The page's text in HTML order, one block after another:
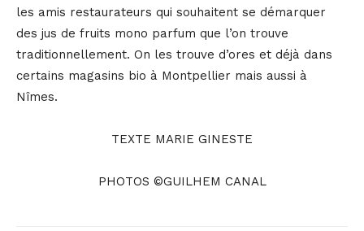
les amis restaurateurs qui souhaitent se démarquer
des jus de fruits mono parfum que l’on trouve
traditionnellement. On les trouve d’ores et déjà dans
certains magasins bio à Montpellier mais aussi à
Nîmes.
TEXTE MARIE GINESTE
PHOTOS ©GUILHEM CANAL